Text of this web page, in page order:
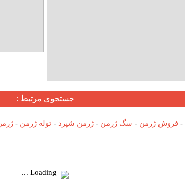
جستجوی مرتبط :
- فروش ژرمن - سگ ژرمن - ژرمن شپرد - توله ژرمن -